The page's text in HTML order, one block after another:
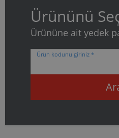
Ürününü
Ürününe ait yedek
Ürün kodunu giriniz *